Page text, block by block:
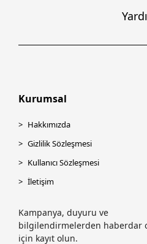
Kurumsal
Hakkımızda
Gizlilik Sözleşmesi
Kullanıcı Sözleşmesi
İletişim
Kampanya, duyuru ve
bilgilendirmelerden haberdar
için kayıt olun.